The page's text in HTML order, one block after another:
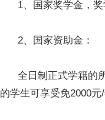
1、国家奖学金，奖
2、国家资助金：
全日制正式学籍的所
的学生可享受免2000元/